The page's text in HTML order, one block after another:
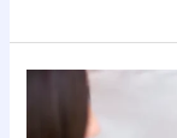
Gratis
SEO
Bisnis